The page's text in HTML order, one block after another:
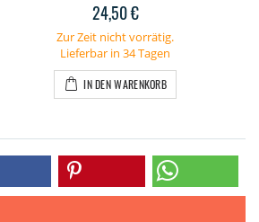
24,50 €
Zur Zeit nicht vorrätig.
Lieferbar in 34 Tagen
IN DEN WARENKORB